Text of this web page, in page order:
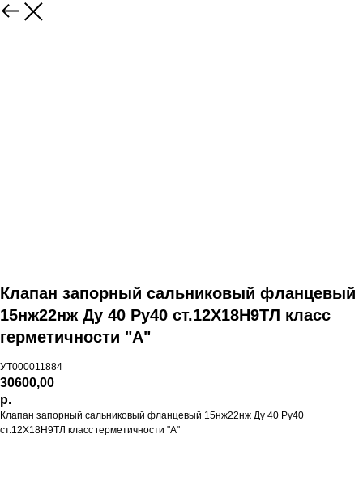
Клапан запорный сальниковый фланцевый
15нж22нж Ду 40 Ру40 ст.12Х18Н9ТЛ класс
герметичности "А"
УТ000011884
30600,00
р.
Клапан запорный сальниковый фланцевый 15нж22нж Ду 40 Ру40
ст.12Х18Н9ТЛ класс герметичности "А"